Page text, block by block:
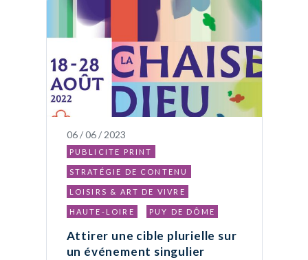
06 / 06 / 2023
PUBLICITE PRINT
STRATÉGIE DE CONTENU
LOISIRS & ART DE VIVRE
HAUTE-LOIRE PUY DE DÔME
Attirer une cible plurielle sur
un événement singulier